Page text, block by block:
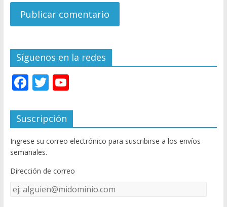
Síguenos en la redes
F
e
b
o
o
k
T
itt
er
Y
u
T
u
e
C
Suscripción
Ingrese su correo electrónico para suscribirse a los envíos
semanales.
Dirección de correo
Dirección
de